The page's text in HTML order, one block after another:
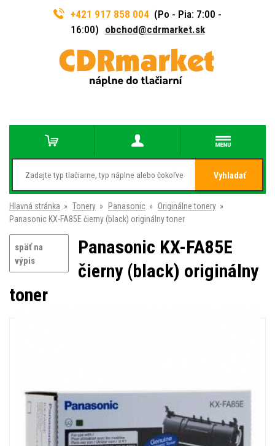
+421 917 858 004 (Po - Pia: 7:00 -
16:00) obchod@cdrmarket.sk
Vyhladať
Hlavná stránka » Tonery » Panasonic » Originálne tonery »
Panasonic KX-FA85E čierny (black) originálny toner
späť na
výpis
Panasonic KX-FA85E
čierny (black) originálny
toner